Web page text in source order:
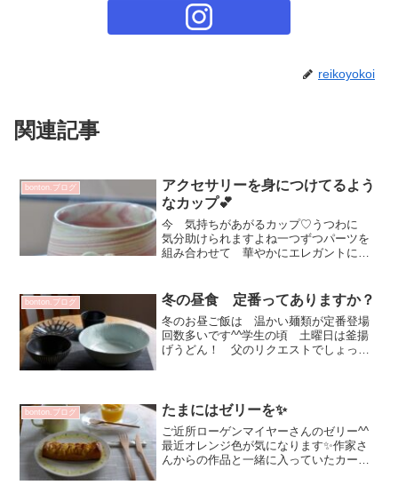
reikoyokoi
関連記事
bonton.ブログ
アクセサリーを身につけてるよう
なカップ💕
今 気持ちがあがるカップ♡うつわに
気分助けられますよね一つずつパーツを
組み合わせて 華やかにエレガントに装
邉陽子さん☆常設でご案内出来る作品は
現在なく京都の個展で...
bonton.ブログ 冬の昼食 定番ってありますか？
冬のお昼ご飯は 温かい麺類が定番登場
回数多いです^^学生の頃 土曜日は釜揚
げうどん！ 父のリクエストでしょっち
2530円山口利枝 し...
bonton.ブログ たまにはゼリーを✨
ご近所ローゲンマイヤーさんのゼリー^^
最近オレンジ色が気になります✨作家さ
んからの作品と一緒に入っていたカード